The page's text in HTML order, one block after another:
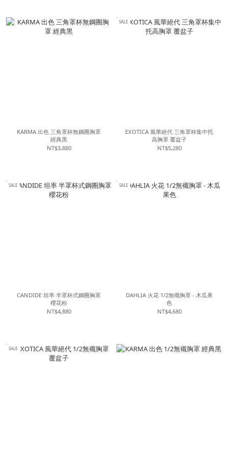
KARMA 出色 三角罩杯無鋼圈胸罩
經典黑
NT$3,880
SALE
EXOTICA 風華絕代 三角罩杯集中托
高胸罩 覆盆子
NT$5,280
SALE
CANDIDE 坦率 半罩杯式鋼圈胸罩
櫻花粉
NT$4,880
SALE
DAHLIA 火花 1/2無襯胸罩 - 木瓜果
色
NT$4,680
SALE